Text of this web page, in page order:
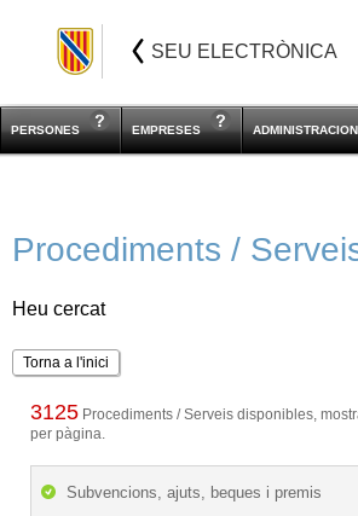
SEU ELECTRÒNICA
PERSONES EMPRESES
Procediments /
Heu cercat
Torna a l'inici
3125 Procediments / Serveis disponibles,
per pàgina.
Subvencions, ajuts, beques i premis